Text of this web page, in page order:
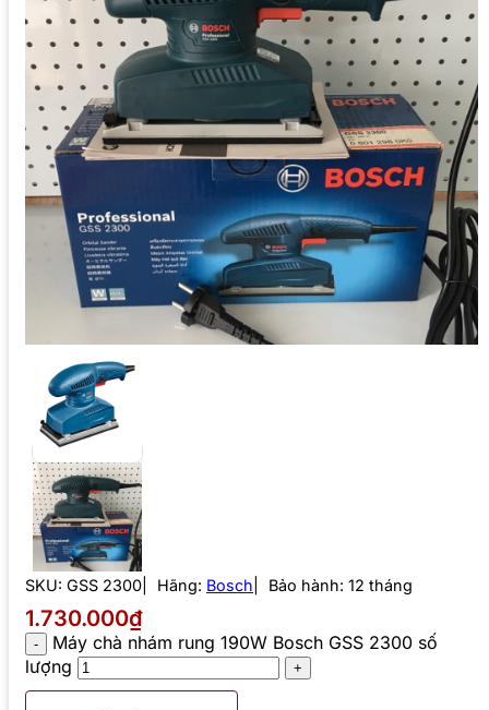
SKU: GSS 2300 Hãng: Bosch Bảo hành: 12 tháng
1.730.000₫
Máy chà nhám rung 190W Bosch GSS 2300 số
lượng